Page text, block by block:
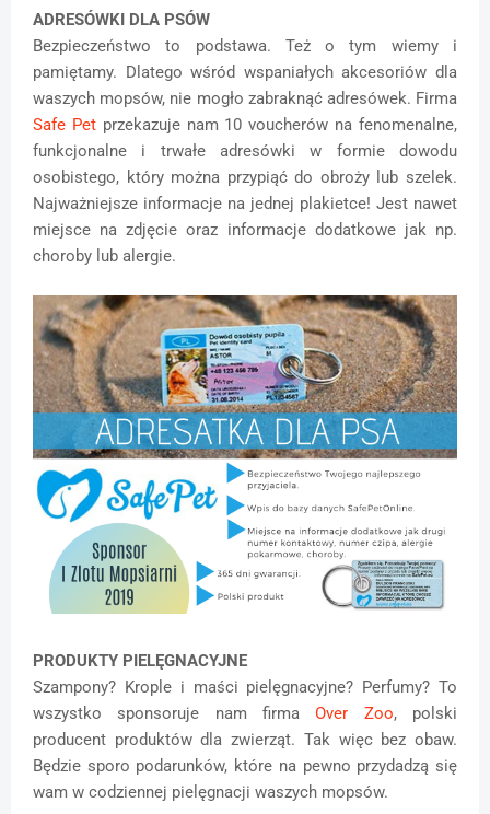
ADRESÓWKI DLA PSÓW
Bezpieczeństwo to podstawa. Też o tym wiemy i
pamiętamy. Dlatego wśród wspaniałych akcesoriów dla
waszych mopsów, nie mogło zabraknąć adresówek. Firma
Safe Petprzekazuje nam 10 voucherów na fenomenalne,
funkcjonalne i trwałe adresówki w formie dowodu
osobistego, który można przypiąć do obroży lub szelek.
Najważniejsze informacje na jednej plakietce! Jest nawet
miejsce na zdjęcie oraz informacje dodatkowe jak np.
choroby lub alergie.
PRODUKTY PIELĘGNACYJNE
Szampony? Krople i maści pielęgnacyjne? Perfumy? To
wszystko sponsoruje nam firmaOver Zoo, polski
producent produktów dla zwierząt. Tak więc bez obaw.
Będzie sporo podarunków, które na pewno przydadzą się
wam w codziennej pielęgnacji waszych mopsów.